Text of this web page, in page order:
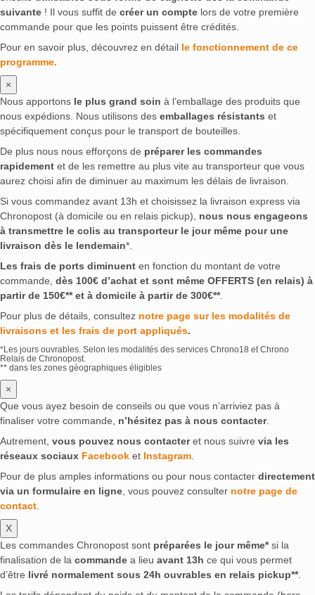
suivante ! Il vous suffit de créer un compte lors de votre première
commande pour que les points puissent être crédités.
Pour en savoir plus, découvrez en détail le fonctionnement de ce
programme.
×
Nous apportons le plus grand soin à l’emballage des produits que
nous expédions. Nous utilisons des emballages résistants et
spécifiquement conçus pour le transport de bouteilles.
De plus nous nous efforçons de préparer les commandes
rapidement et de les remettre au plus vite au transporteur que vous
aurez choisi afin de diminuer au maximum les délais de livraison.
Si vous commandez avant 13h et choisissez la livraison express via
Chronopost (à domicile ou en relais pickup), nous nous engageons
à transmettre le colis au transporteur le jour même pour une
livraison dès le lendemain*.
Les frais de ports diminuent en fonction du montant de votre
commande, dès 100€ d’achat et sont même OFFERTS (en relais) à
partir de 150€** et à domicile à partir de 300€**.
Pour plus de détails, consultez notre page sur les modalités de
livraisons et les frais de port appliqués.
*Les jours ouvrables. Selon les modalités des services Chrono18 et Chrono
Relais de Chronopost.
** dans les zones géographiques éligibles
×
Que vous ayez besoin de conseils ou que vous n’arriviez pas à
finaliser votre commande, n’hésitez pas à nous contacter.
Autrement, vous pouvez nous contacteret nous suivre via les
réseaux sociaux Facebook et Instagram.
Pour de plus amples informations ou pour nous contacter directement
via un formulaire en ligne, vous pouvez consulter notre page de
contact.
X
Les commandes Chronopost sont préparées le jour même*si la
finalisation de la commande a lieu avant 13h ce qui vous permet
d’être livré normalement sous 24h ouvrables en relais pickup**.